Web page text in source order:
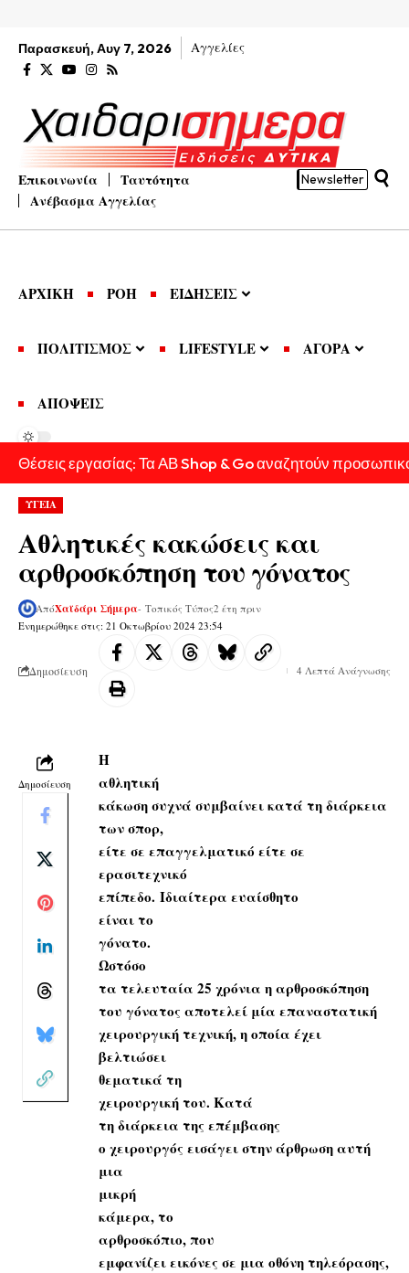
Παρασκευή, Αυγ 7, 2026 Αγγελίες
Επικοινωνία
Ταυτότητα
Ανέβασμα Αγγελίας
Newsletter
ΑΡΧΙΚΗ ΡΟΗ ΕΙΔΗΣΕΙΣ
ΠΟΛΙΤΙΣΜΟΣ LIFESTYLE ΑΓΟΡΑ
ΑΠΟΨΕΙΣ
Θέσεις εργασίας: Τα ΑΒ Shop & Go αναζητούν
ΥΓΕΙΑ
Αθλητικές κακώσεις και
αρθροσκόπηση του γόνατος
Ενημερώθηκε στις: 21 Οκτωβρίου 2024 23:54
ΑπόΧαϊδάρι Σήμερα- Τοπικός Τύπος2 έτη πριν
Δημοσίευση 4 Λεπτά Ανάγνωσης
Δημοσίευση
Η
αθλητική
κάκωση συχνά συμβαίνει κατά τη διάρκεια
τωνσπορ,
είτε σε επαγγελματικό είτε σε
ερασιτεχνικό
επίπεδο. Ιδιαίτερα ευαίσθητο
είναιτο
γόνατο.
Ωστόσο
τα τελευταία 25 χρόνια ηαρθροσκόπηση
του γόνατος αποτελεί μία επαναστατική
χειρουργική τεχνική, η οποία έχει
βελτιώσει
θεματικά τη
χειρουργική του. Κατά
τη διάρκεια της επέμβασης
ο χειρουργός εισάγει στην άρθρωσηαυτή
μια
μικρή
κάμερα,το
αρθροσκόπιο,που
εμφανίζει εικόνες σε μια οθόνη τηλεόρασης,